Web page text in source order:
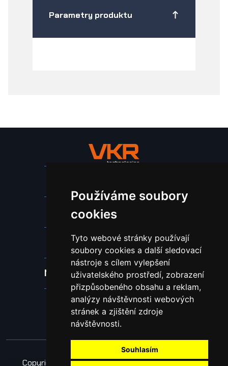
Používáme soubory
cookies
Tyto webové stránky používají
soubory cookies a další sledovací
nástroje s cílem vylepšení
uživatelského prostředí, zobrazení
přizpůsobeného obsahu a reklam,
analýzy návštěvnosti webových
stránek a zjištění zdroje
návštěvnosti.
Souhlasím
Parametry produktu
Nástroje pro ohraňovací lisy
Spotřební materiál a nástroje
Náhradní díly pro vodní paprsek
Laserové svařování
Copyright © 2026 Všechna práva vyhrazena